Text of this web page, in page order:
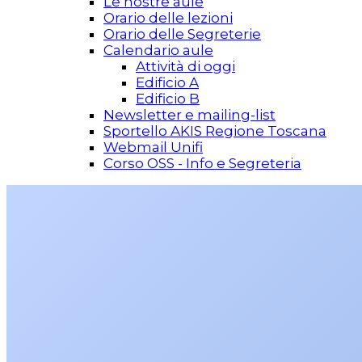
Orario delle lezioni
Orario delle Segreterie
Calendario aule
Attività di oggi
Edificio A
Edificio B
Newsletter e mailing-list
Sportello AKIS Regione Toscana
Webmail Unifi
Corso OSS - Info e Segreteria